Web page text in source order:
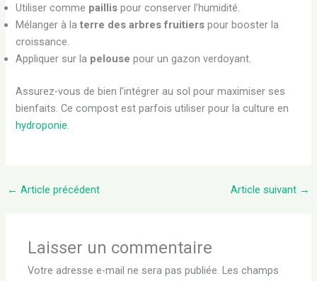
Utiliser comme paillis pour conserver l’humidité.
Mélanger à laterre des arbres fruitiers pour booster la
croissance.
Appliquer sur la pelouse pour un gazon verdoyant.
Assurez-vous de bien l’intégrer au sol pour maximiser ses
bienfaits. Ce compost est parfois utiliser pour la culture en
hydroponie.
← Article précédent Article suivant →
Laisser un commentaire
Votre adresse e-mail ne sera pas publiée. Les champs